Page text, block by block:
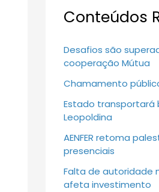
Conteúdos
Desafios são
cooperação Mútua
Chamamento
Estado transportará
Leopoldina
AENFER retoma
presenciais
Falta de autoridade
afeta investimento